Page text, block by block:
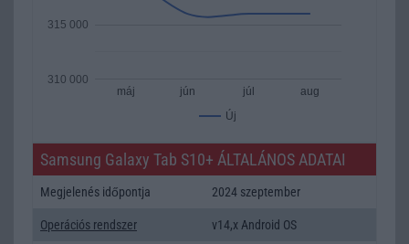
Új
máj jún júl aug
310 000
315 000
Samsung Galaxy Tab S10+ ÁLTALÁNOS ADATAI
Megjelenés időpontja 2024 szeptember
Operációs rendszer v14,x Android OS